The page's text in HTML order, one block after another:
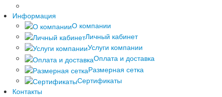
Информация
О компании
Личный кабинет
Услуги компании
Оплата и доставка
Размерная сетка
Сертификаты
Контакты